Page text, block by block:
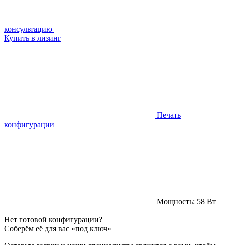
консультацию
Купить в лизинг
Печать
конфигурации
Мощность: 58 Вт
Нет готовой конфигурации?
Соберём её для вас «под ключ»